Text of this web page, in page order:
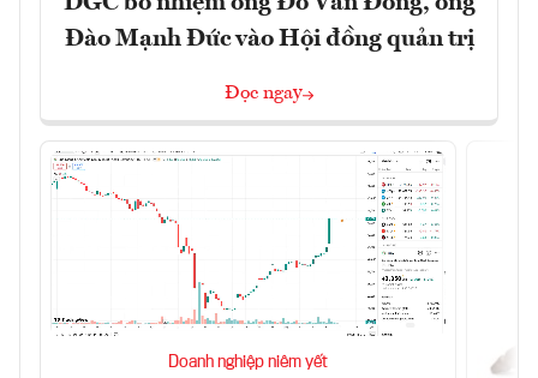
Đào Mạnh Đức vào Hội đồng quản trị
Đọc ngay
Doanh nghiệp niêm yết